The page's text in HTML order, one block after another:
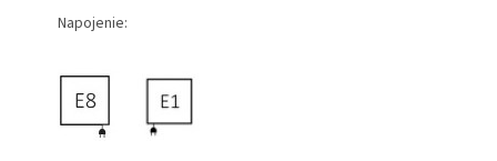
Napojenie: